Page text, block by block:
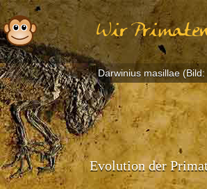
Wir
Evolution der
Darwinius masillae